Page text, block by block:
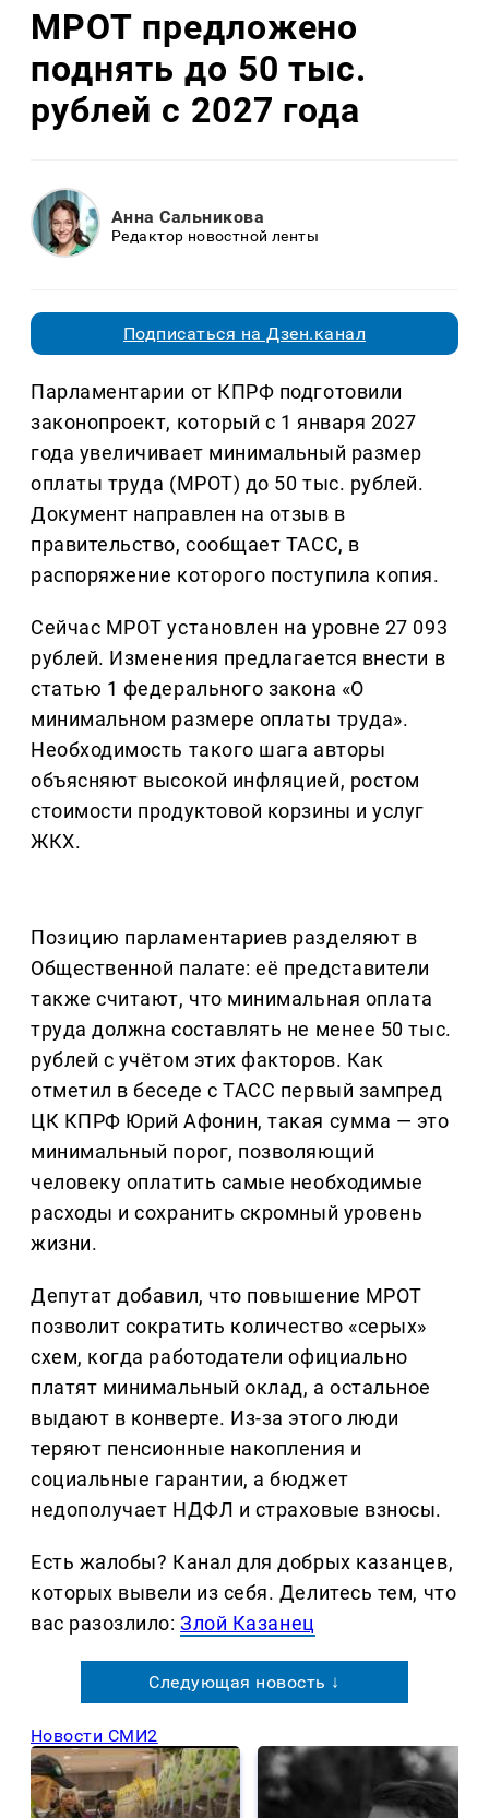
МРОТ предложено
поднять до 50 тыс.
рублей с 2027 года
Анна Сальникова
Редактор новостной ленты
Подписаться на Дзен.канал
Парламентарии от КПРФ подготовили
законопроект, который с 1 января 2027
года увеличивает минимальный размер
оплаты труда (МРОТ) до 50 тыс. рублей.
Документ направлен на отзыв в
правительство, сообщает ТАСС, в
распоряжение которого поступила копия.
Сейчас МРОТ установлен на уровне 27 093
рублей. Изменения предлагается внести в
статью 1 федерального закона «О
минимальном размере оплаты труда».
Необходимость такого шага авторы
объясняют высокой инфляцией, ростом
стоимости продуктовой корзины и услуг
ЖКХ.
Позицию парламентариев разделяют в
Общественной палате: её представители
также считают, что минимальная оплата
труда должна составлять не менее 50 тыс.
рублей с учётом этих факторов. Как
отметил в беседе с ТАСС первый зампред
ЦК КПРФ Юрий Афонин, такая сумма — это
минимальный порог, позволяющий
человеку оплатить самые необходимые
расходы и сохранить скромный уровень
жизни.
Депутат добавил, что повышение МРОТ
позволит сократить количество «серых»
схем, когда работодатели официально
платят минимальный оклад, а остальное
выдают в конверте. Из-за этого люди
теряют пенсионные накопления и
социальные гарантии, а бюджет
недополучает НДФЛ и страховые взносы.
Есть жалобы? Канал для добрых казанцев,
которых вывели из себя. Делитеcь тем, что
вас разозлило:Злой Казанец
Следующая новость ↓
Новости СМИ2